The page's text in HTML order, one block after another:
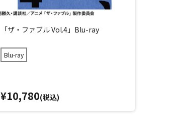
「ザ・ファブル Vol.4」Blu-ray
Blu-ray
¥10,780(税込)